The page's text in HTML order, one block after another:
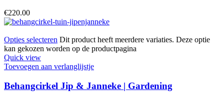
€220.00
Opties selecteren Dit product heeft meerdere variaties. Deze optie
kan gekozen worden op de productpagina
Quick view
Toevoegen aan verlanglijstje
Behangcirkel Jip & Janneke | Gardening